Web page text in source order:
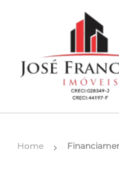
Home chevron_right